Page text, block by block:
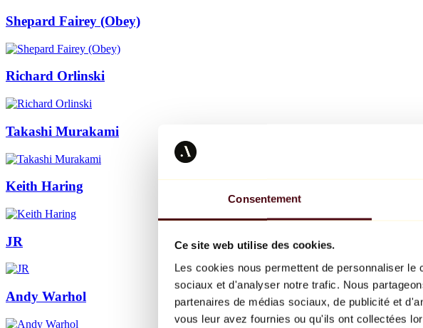
Consentement
Ce site web utilise des cookies.
Les cookies nous permettent de personnaliser
sociaux et d'analyser notre trafic. Nous
partenaires de médias sociaux, de publicité et
vous leur avez fournies ou qu'ils ont collectées
Shepard Fairey (Obey)
Richard Orlinski
Takashi Murakami
Keith Haring
JR
Andy Warhol